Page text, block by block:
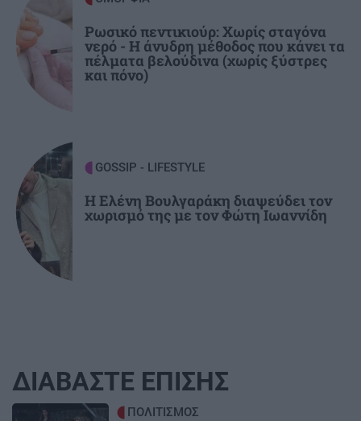
συνοριακών ελέγχων
20:24
BUSINESS
Με τη MINOAN LINES, το ταξίδι έχει γεύση —
Ρωσικό πεντικιούρ: Χωρίς σταγόνα
νερό - Η άνυδρη μέθοδος που κάνει τα
πέλματα βελούδινα (χωρίς ξύστρες
και πόνο)
GOSSIP - LIFESTYLE
Η Ελένη Βουλγαράκη διαψεύδει τον
χωρισμό της με τον Φώτη Ιωαννίδη
ΔΙΑΒΑΣΤΕ ΕΠΙΣΗΣ
Image ΠΟΛΙΤΙΣΜΟΣ